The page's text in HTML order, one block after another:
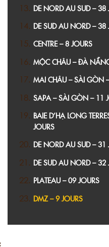
DE NORD AU SUD – 38
DE SUD AU NORD – 38
CENTRE – 8 JOURS
MỘC CHÂU – ĐÀ
MAI CHÂU – SÀI GÒN
SAPA – SÀI GÒN – 11
BAIE D’HẠ LONG
JOURS
DE NORD AU SUD – 31
DE SUD AU NORD – 32
PLATEAU – 09 JOURS
DMZ – 9 JOURS